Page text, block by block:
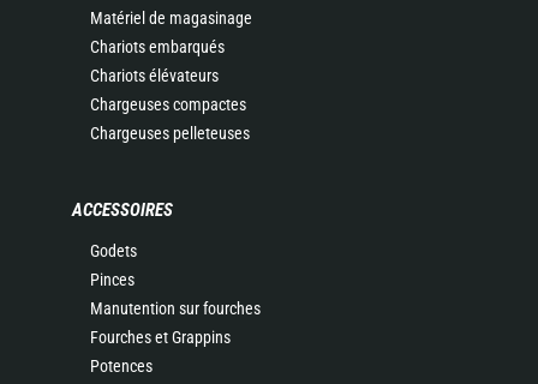
Matériel de magasinage
Chariots embarqués
Chariots élévateurs
Chargeuses compactes
Chargeuses pelleteuses
ACCESSOIRES
Godets
Pinces
Manutention sur fourches
Fourches et Grappins
Potences